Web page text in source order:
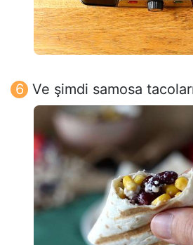
Ve şimdi samosa